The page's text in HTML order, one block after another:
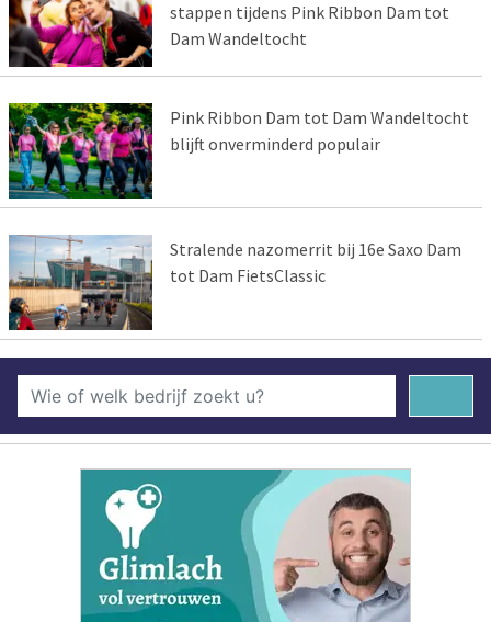
stappen tijdens Pink Ribbon Dam tot
Dam Wandeltocht
Pink Ribbon Dam tot Dam Wandeltocht
blijft onverminderd populair
Stralende nazomerrit bij 16e Saxo Dam
tot Dam FietsClassic